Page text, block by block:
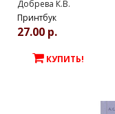
Добрева К.В.
Принтбук
27.00 р.
КУПИТЬ!